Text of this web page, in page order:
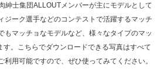
8放送）
紳士集団ALLOUTメンバーが主にモデルとして
ジーク選手などのコンテストで活躍するマッチ
もマッチョなモデルなど、様々なタイプのマッ
す。こちらでダウンロードできる写真はすべて
用可能ですので、ぜひ使ってみてください。